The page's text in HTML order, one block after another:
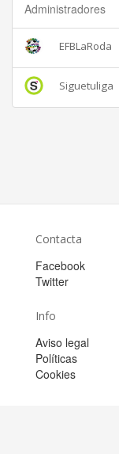
Administradores
EFBLaRoda
Siguetuliga
Contacta
Facebook
Twitter
Info
Aviso legal
Políticas
Cookies